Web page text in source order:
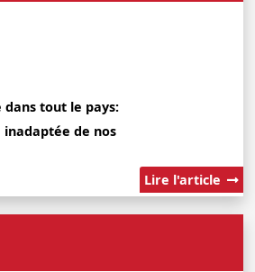
dans tout le pays:
de nos
Lire l'article